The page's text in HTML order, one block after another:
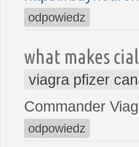
odpowiedz
what makes
viagra pfizer
Commander
odpowiedz